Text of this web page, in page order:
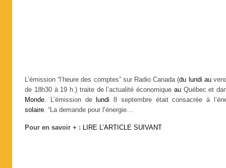
L’émission “l’heure des comptes” sur Radio Canada (du lundi au
de 18h30 à 19 h.) traite de l’actualité économique auQuébec et
Monde. L’émission de lundi 8 septembre était consacrée à
solaire. “La demande pour l’énergie…
Pour en savoir + : LIRE L’ARTICLE SUIVANT